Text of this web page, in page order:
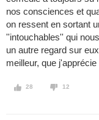
nos consciences et
on ressent en sortant
''intouchables'' qui
un autre regard sur
meilleur, que j'apprécie
28 12